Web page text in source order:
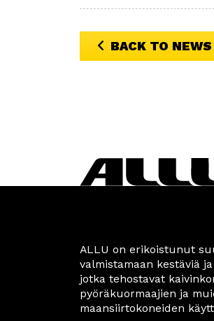
BACK TO NEWS
ALLU on erikoistunut
valmistamaan kestäviä
jotka tehostavat
pyöräkuormaajien ja
maansiirtokoneiden